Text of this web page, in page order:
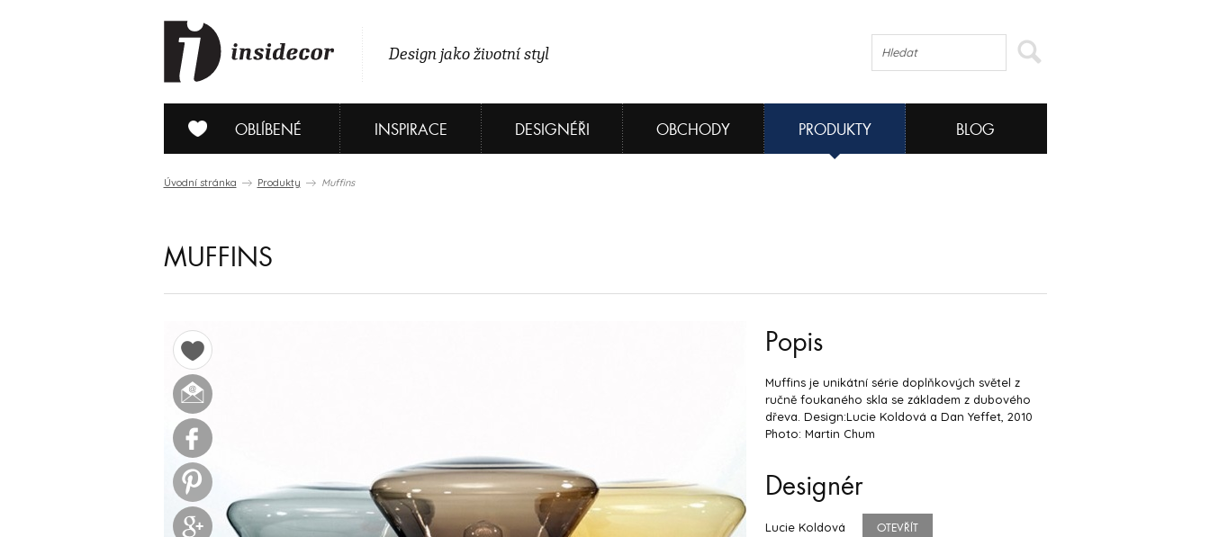
Design jako životní styl
OBLÍBENÉ INSPIRACE DESIGNÉŘI OBCHODY PRODUKTY BLOG
Úvodní stránka Produkty Muffins
MUFFINS
Popis
Muffins je unikátní série doplňkových světel z
ručně foukaného skla se základem z dubového
dřeva. Design:Lucie Koldová a Dan Yeffet, 2010
Photo: Martin Chum
Designér
Lucie Koldová OTEVŘÍT